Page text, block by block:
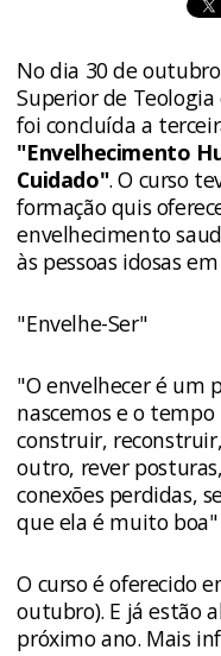
No dia 30 de outubro
Superior de
foi concluída a
"Envelhecimento
Cuidado". O curso
formação quis
envelhecimento
às pessoas idosas
"Envelhe-Ser"
"O envelhecer é um
nascemos e o
construir,
outro, rever
conexões perdidas,
que ela é muito boa"
O curso é oferecido
outubro). E já estão
próximo ano. Mais